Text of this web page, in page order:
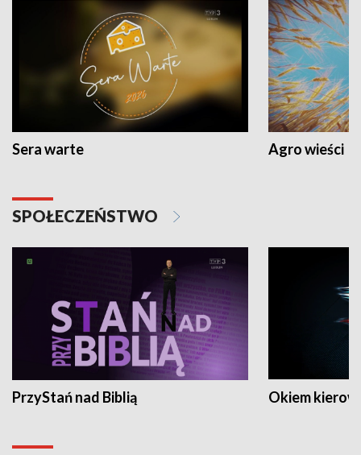
Sera warte Agro wieści
SPOŁECZEŃSTWO
PrzyStań nad Biblią Okiem